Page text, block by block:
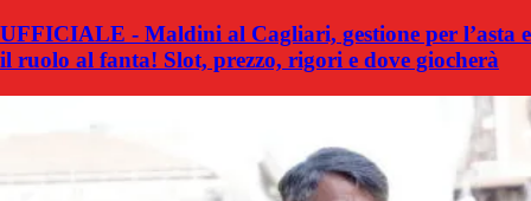
UFFICIALE - Maldini al Cagliari, gestione per l’asta e
il ruolo al fanta! Slot, prezzo, rigori e dove giocherà